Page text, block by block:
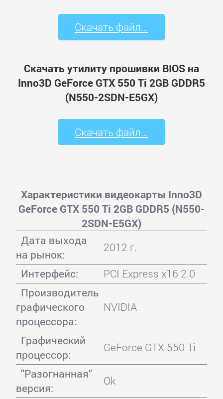
Скачать файл...
Скачать утилиту прошивки BIOS на
Inno3D GeForce GTX 550 Ti 2GB GDDR5
(N550-2SDN-E5GX)
Скачать файл...
Характеристики видеокарты Inno3D
GeForce GTX 550 Ti 2GB GDDR5 (N550-
2SDN-E5GX)
Дата выхода
на рынок:
2012 г.
Интерфейс:
PCI Express x16 2.0
Производитель
графического
процессора:
NVIDIA
Графический
процессор:
GeForce GTX 550 Ti
"Разогнанная"
версия:
Ok